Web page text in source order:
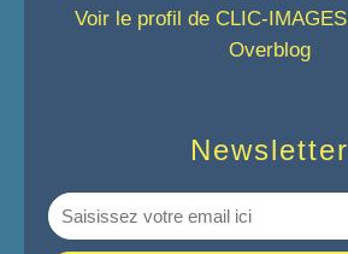
Newsletter
Voir le profil de CLIC-IMAGES
Overblog